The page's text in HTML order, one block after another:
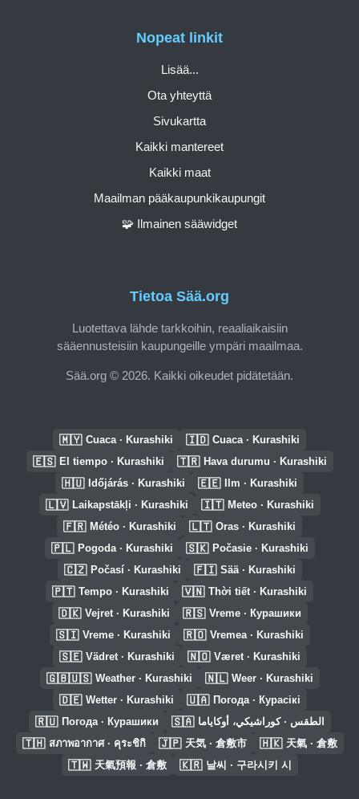
Tietoa Sää.org
Luotettava lähde tarkkoihin, reaaliaikaisiin
sääennusteisiin kaupungeille ympäri maailmaa.
Sää.org © 2026. Kaikki oikeudet pidätetään.
Nopeat linkit
Lisää...
Ota yhteyttä
Sivukartta
Kaikki mantereet
Kaikki maat
Maailman pääkaupunkikaupungit
🧩 Ilmainen sääwidget
🇲🇾 Cuaca · Kurashiki 🇮🇩 Cuaca · Kurashiki
🇪🇸 El tiempo · Kurashiki 🇹🇷 Hava durumu · Kurashiki
🇭🇺 Időjárás · Kurashiki 🇪🇪 Ilm · Kurashiki
🇱🇻 Laikapstākļi · Kurashiki 🇮🇹 Meteo · Kurashiki
🇫🇷 Météo · Kurashiki 🇱🇹 Oras · Kurashiki
🇵🇱 Pogoda · Kurashiki 🇸🇰 Počasie · Kurashiki
🇨🇿 Počasí · Kurashiki 🇫🇮 Sää · Kurashiki
🇵🇹 Tempo · Kurashiki 🇻🇳 Thời tiết · Kurashiki
🇩🇰 Vejret · Kurashiki 🇷🇸 Vreme · Курашики
🇸🇮 Vreme · Kurashiki 🇷🇴 Vremea · Kurashiki
🇸🇪 Vädret · Kurashiki 🇳🇴 Været · Kurashiki
🇬🇧🇺🇸 Weather · Kurashiki 🇳🇱 Weer · Kurashiki
🇩🇪 Wetter · Kurashiki 🇺🇦 Погода · Курасікі
🇷🇺 Погода · Курашики 🇸🇦 الطقس · كوراشيكي، أوكاياما
🇹🇭 สภาพอากาศ · คุระชิกิ 🇯🇵 天気 · 倉敷市 🇭🇰 天氣 · 倉敷
🇹🇼 天氣預報 · 倉敷 🇰🇷 날씨 · 구라시키 시